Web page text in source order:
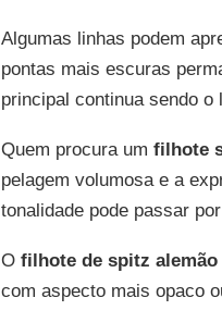
Algumas linhas podem
pontas mais escuras
principal continua sendo
Quem procura um filhote
pelagem volumosa e a
tonalidade pode passar
O filhote de spitz alemão
com aspecto mais opaco